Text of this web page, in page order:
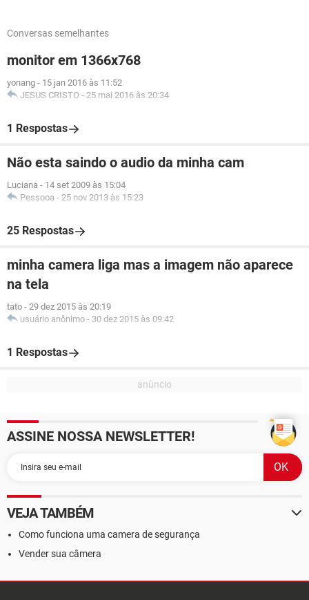
Conversas semelhantes
monitor em 1366x768
yonang - 15 jan 2016 às 11:52
JESUS CRISTO - 25 mai 2016 às 20:34
1 Respostas
Não esta saindo o audio da minha cam
Luciana - 14 set 2009 às 15:04
Pessooa - 25 nov 2013 às 15:23
25 Respostas
minha camera liga mas a imagem não aparece
na tela
tato - 29 dez 2015 às 20:19
usuário anônimo - 30 dez 2015 às 09:42
1 Respostas
ASSINE NOSSA NEWSLETTER!
VEJA TAMBÉM
Como funciona uma camera de segurança
Vender sua câmera